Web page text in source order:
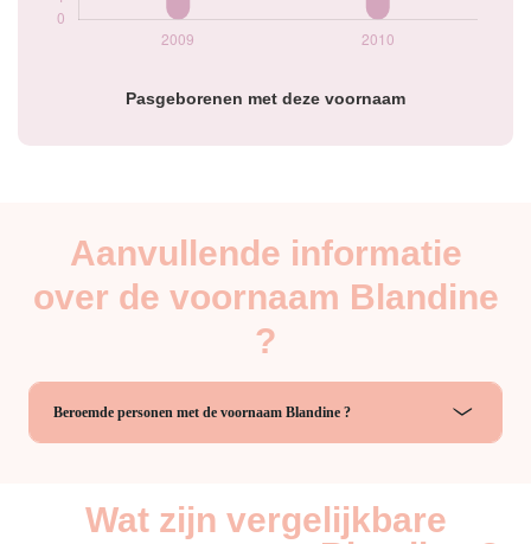
Pasgeborenen met deze voornaam
Aanvullende informatie
over de voornaam Blandine
?
Beroemde personen met de voornaam Blandine ?
Wat zijn vergelijkbare